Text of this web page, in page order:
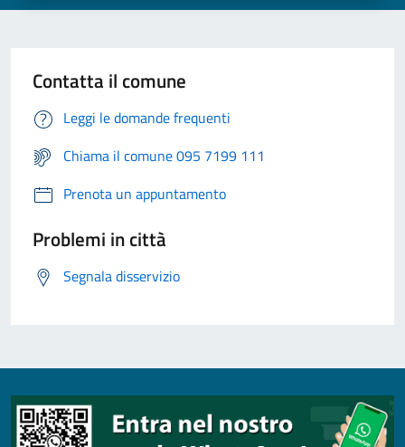
Contatta il comune
Leggi le domande frequenti
Chiama il comune 095 7199 111
Prenota un appuntamento
Problemi in città
Segnala disservizio